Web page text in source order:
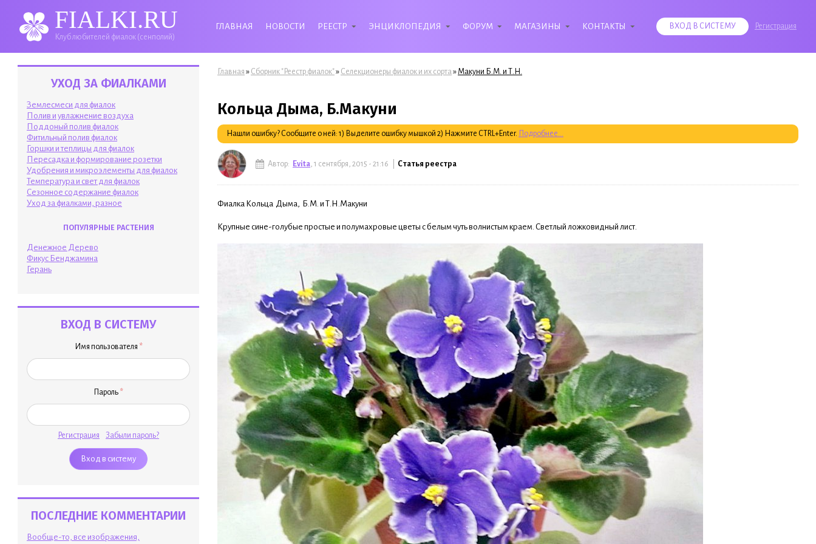
FIALKI.RU
Клуб любителей фиалок (сенполий)
ГЛАВНАЯ НОВОСТИ РЕЕСТР ЭНЦИКЛОПЕДИЯ ФОРУМ МАГАЗИНЫ КОНТАКТЫ ВХОД В СИСТЕМУ Регистрация
УХОД ЗА ФИАЛКАМИ
Землесмеси для фиалок
Полив и увлажнение воздуха
Поддоный полив фиалок
Фитильный полив фиалок
Горшки и теплицы для фиалок
Пересадка и формирование розетки
Удобрения и микроэлементы для фиалок
Температура и свет для фиалок
Сезонное содержание фиалок
Уход за фиалками, разное
ПОПУЛЯРНЫЕ РАСТЕНИЯ
Денежное Дерево
Фикус Бенджамина
Герань
ВХОД В СИСТЕМУ
Имя пользователя *
Пароль *
Регистрация Забыли пароль?
ПОСЛЕДНИЕ КОММЕНТАРИИ
Вообще-то, все изображения,
Вы здесь
Главная » Сборник "Реестр фиалок"» Селекционеры фиалок и их сорта» Макуни Б.М. и Т.Н.
Кольца Дыма, Б.Макуни
Нашли ошибку? Сообщите о ней: 1) Выделите ошибку мышкой 2) Нажмите CTRL+Enter. Подробнее...
Автор: Evita , 1 сентября, 2015 - 21:16 | Статья реестра
Фиалка Кольца Дыма, Б.М. и Т.Н.Макуни
Крупные сине-голубые простые и полумахровые цветы с белым чуть волнистым краем. Светлый ложковидный лист.